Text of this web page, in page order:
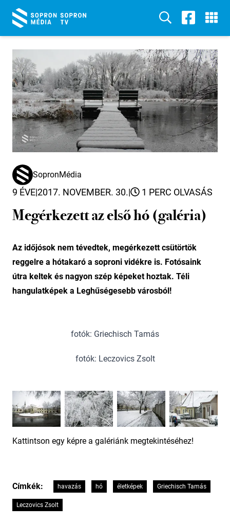
SopronMédia
9 ÉVE|2017. NOVEMBER. 30.| 1 PERC OLVASÁS
Megérkezett az első hó (galéria)
Az időjósok nem tévedtek, megérkezett csütörtök
reggelre a hótakaró a soproni vidékre is. Fotósaink
útra keltek és nagyon szép képeket hoztak. Téli
hangulatképek a Leghűségesebb városból!
fotók: Griechisch Tamás
fotók: Leczovics Zsolt
Kattintson egy képre a galériánk megtekintéséhez!
Címkék: havazás hó életképek Griechisch Tamás
Leczovics Zsolt